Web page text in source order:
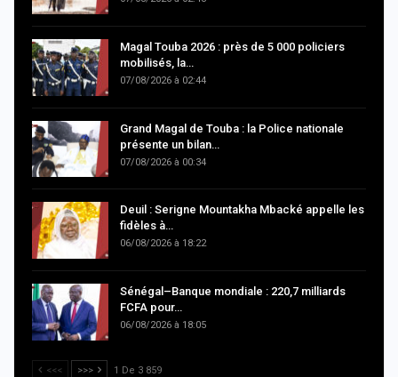
Magal Touba 2026 : près de 5 000 policiers
mobilisés, la…
07/08/2026 à 02:44
Grand Magal de Touba : la Police nationale
présente un bilan…
07/08/2026 à 00:34
Deuil : Serigne Mountakha Mbacké appelle les
fidèles à…
06/08/2026 à 18:22
Sénégal–Banque mondiale : 220,7 milliards
FCFA pour…
06/08/2026 à 18:05
<<< >>> 1 De 3 859